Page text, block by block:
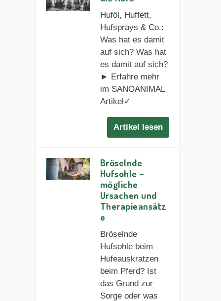
Huföl, Huffett,
Hufsprays & Co.:
Was hat es damit
auf sich? Was hat
es damit auf sich?
► Erfahre mehr
im SANOANIMAL
Artikel✓
Artikel lesen
Bröselnde
Hufsohle –
mögliche
Ursachen und
Therapieansätz
e
Bröselnde
Hufsohle beim
Hufeauskratzen
beim Pferd? Ist
das Grund zur
Sorge oder was